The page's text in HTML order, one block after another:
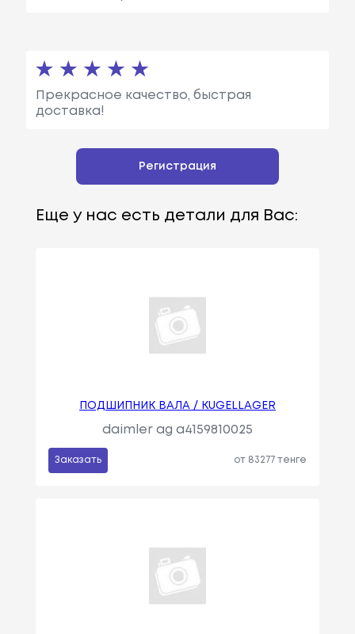
Прекрасное качество, быстрая
доставка!
Регистрация
Еще у нас есть детали для Вас:
ПОДШИПНИК ВАЛА / KUGELLAGER
daimler ag a4159810025
Заказать от 83277 тенге